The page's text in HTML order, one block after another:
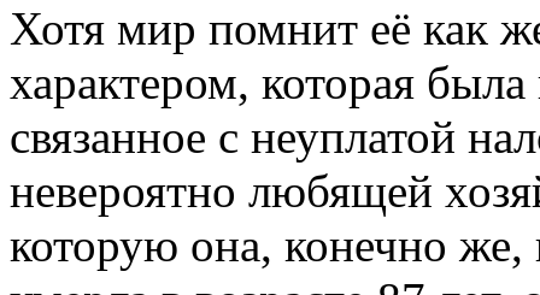
Хотя мир помнит её как
характером, которая
связанное с неуплатой
невероятно любящей
которую она, конечно же,